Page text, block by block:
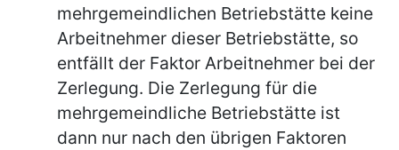
mehrgemeindlichen Betriebstätte keine
Arbeitnehmer dieser Betriebstätte, so
entfällt der Faktor Arbeitnehmer bei der
Zerlegung. Die Zerlegung für die
mehrgemeindliche Betriebstätte ist
dann nur nach den übrigen Faktoren